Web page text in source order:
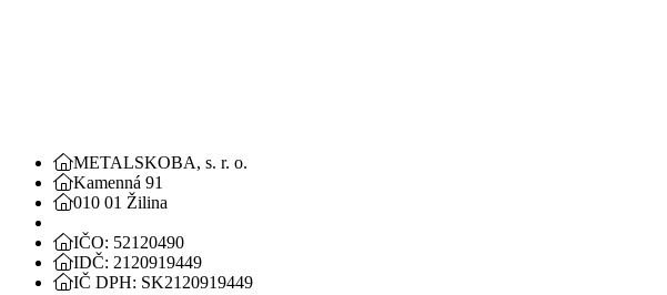
METALSKOBA, s. r. o.
Kamenná 91
010 01 Žilina
IČO: 52120490
IDČ: 2120919449
IČ DPH: SK2120919449